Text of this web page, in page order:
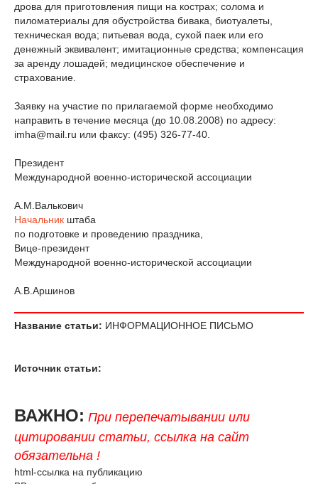
дрова для приготовления пищи на кострах; солома и
пиломатериалы для обустройства бивака, биотуалеты,
техническая вода; питьевая вода, сухой паек или его
денежный эквивалент; имитационные средства; компенсация
за аренду лошадей; медицинское обеспечение и
страхование.
Заявку на участие по прилагаемой форме необходимо
направить в течение месяца (до 10.08.2008) по адресу:
imha@mail.ru или факсу: (495) 326-77-40.
Президент
Международной военно-исторической ассоциации
А.М.Валькович
Начальник штаба
по подготовке и проведению праздника,
Вице-президент
Международной военно-исторической ассоциации
А.В.Аршинов
Название статьи: ИНФОРМАЦИОННОЕ ПИСЬМО
Источник статьи:
ВАЖНО: При перепечатывании или
цитировании статьи, ссылка на сайт
обязательна !
html-ссылка на публикацию